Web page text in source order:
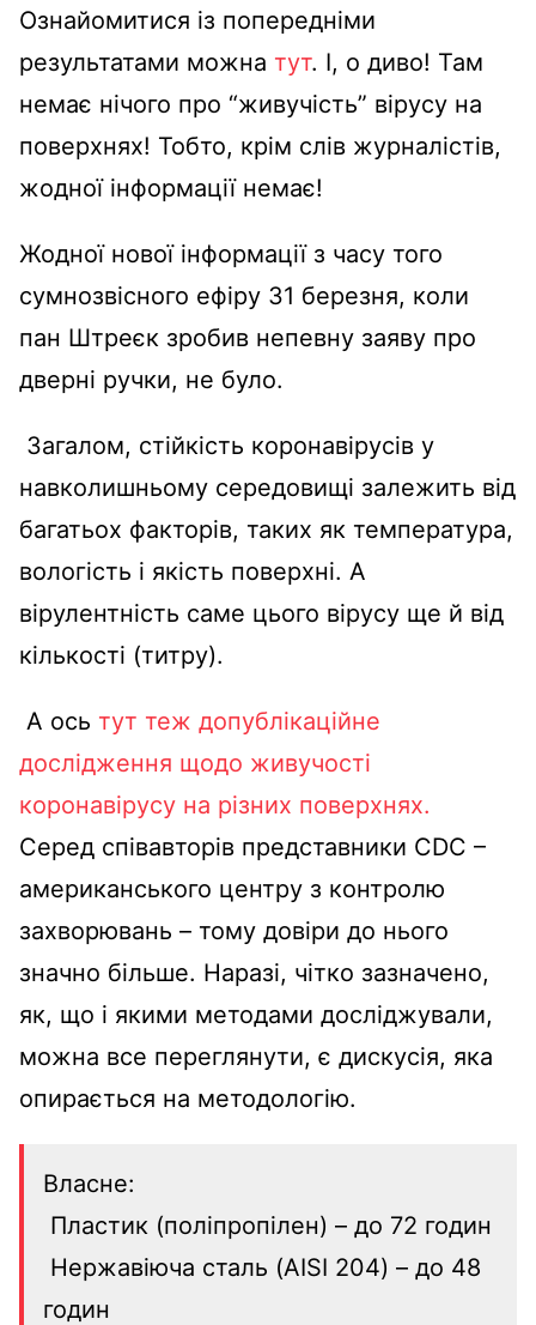
Ознайомитися із попередніми
результатами можна тут. І, о диво! Там
немає нічого про “живучість” вірусу на
поверхнях! Тобто, крім слів журналістів,
жодної інформації немає!
Жодної нової інформації з часу того
сумнозвісного ефіру 31 березня, коли
пан Штреєк зробив непевну заяву про
дверні ручки, не було.
Загалом, стійкість коронавірусів у
навколишньому середовищі залежить від
багатьох факторів, таких як температура,
вологість і якість поверхні. А
вірулентність саме цього вірусу ще й від
кількості (титру).
А ось тут теж допублікаційне
дослідження щодо живучості
коронавірусу на різних поверхнях.
Серед співавторів представники CDC –
американського центру з контролю
захворювань – тому довіри до нього
значно більше. Наразі, чітко зазначено,
як, що і якими методами досліджували,
можна все переглянути, є дискусія, яка
опирається на методологію.
Власне:
Пластик (поліпропілен) – до 72 годин
Нержавіюча сталь (AISI 204) – до 48
годин